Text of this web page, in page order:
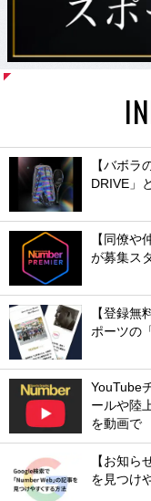
【バボラ
DRIVE」
【同僚や
が募集ス
【登録無
ポーツの
YouTube
ールや陸
を動画で
【お知ら
を見つけ